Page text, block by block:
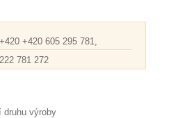
+420 +420 605 295 781,
222 781 272
druhu výroby